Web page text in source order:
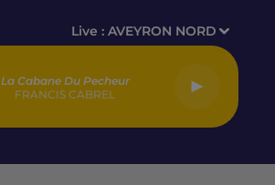
Live :AVEYRON NORD
La Cabane Du Pecheur
FRANCIS CABREL